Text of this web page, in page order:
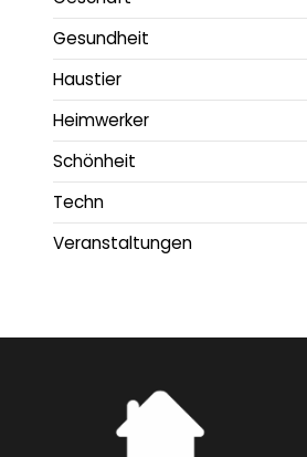
Gesundheit
Haustier
Heimwerker
Schönheit
Techn
Veranstaltungen